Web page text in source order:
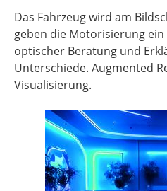
Das Fahrzeug wird am
geben die Motorisierung
optischer Beratung und
Unterschiede. Augmented
Visualisierung.